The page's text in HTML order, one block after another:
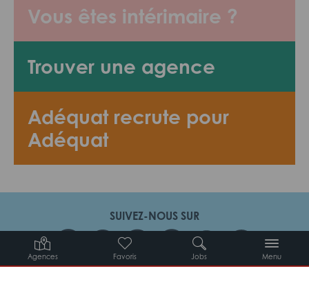
Agences Favoris Jobs Menu
Vous êtes intérimaire ?
Trouver une agence
Adéquat recrute pour
Adéquat
SUIVEZ-NOUS SUR